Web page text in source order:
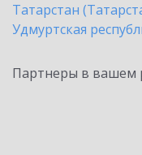
Татарстан
Удмуртская
Партнеры в вашем